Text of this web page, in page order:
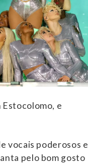
e
vocais poderosos e
pelo bom gosto